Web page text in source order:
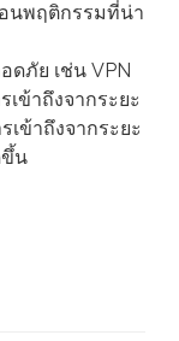
นพฤติกรรมที่น่า
ดภัย เช่น VPN
ข้าถึงจากระยะ
ข้าถึงจากระยะ
ขึ้น